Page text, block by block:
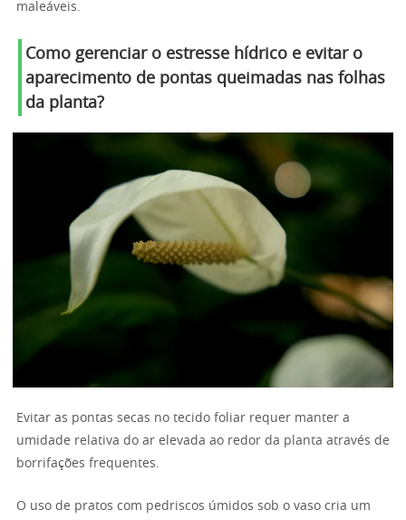
maleáveis.
Como gerenciar o estresse hídrico e evitar o
aparecimento de pontas queimadas nas folhas
da planta?
Evitar as pontas secas no tecido foliar requer manter a
umidade relativa do ar elevada ao redor da planta através de
borrifações frequentes.
O uso de pratos com pedriscos úmidos sob o vaso cria um